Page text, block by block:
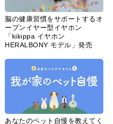
脳の健康習慣をサポートするオ
ープンイヤー型イヤホン
「kikippa イヤホン
HERALBONY モデル」発売
あなたのペット自慢を教えてく